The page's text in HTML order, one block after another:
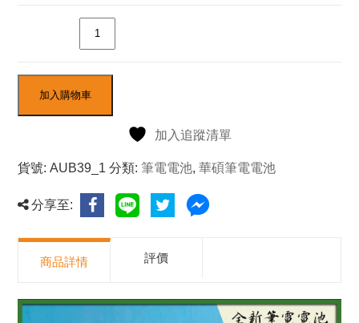
加入購物車
加入追蹤清單
貨號:AUB39_1 分類:筆電電池,華碩筆電電池
分享至:
商品詳情 評價